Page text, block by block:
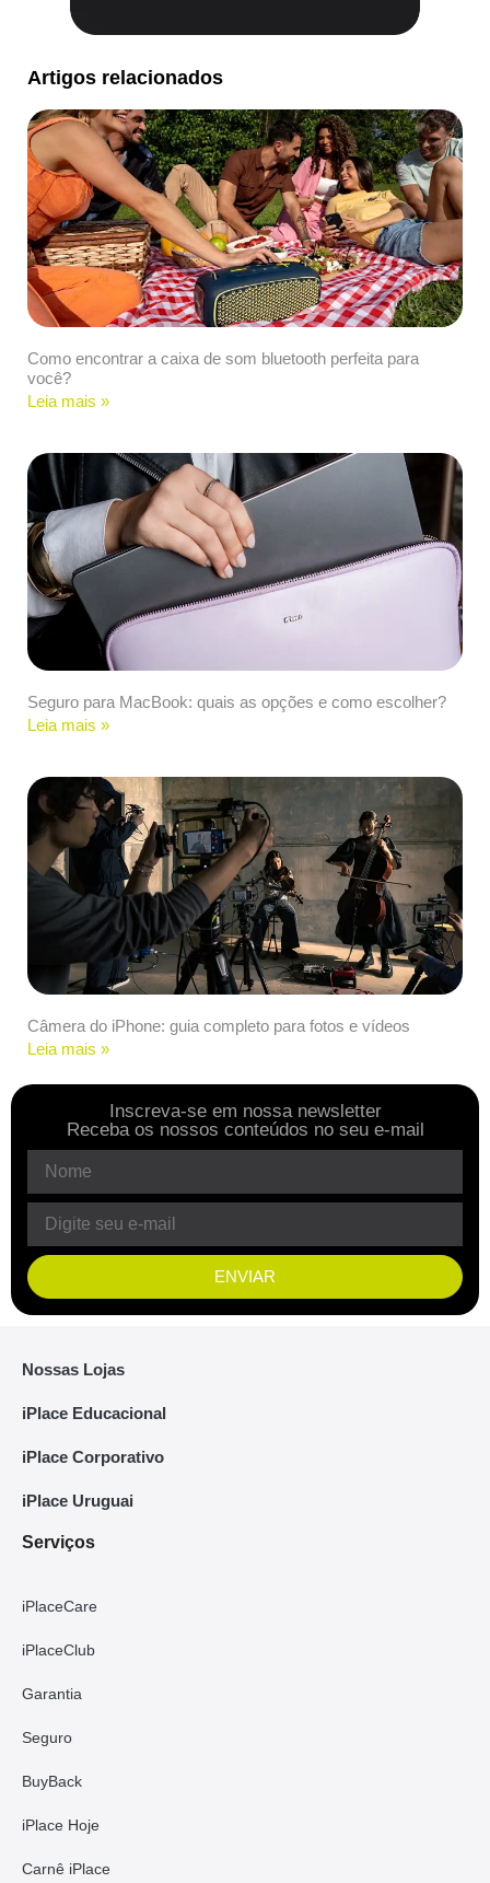
Artigos relacionados
Como encontrar a caixa de som bluetooth perfeita para
você?
Leia mais »
Seguro para MacBook: quais as opções e como escolher?
Leia mais »
Câmera do iPhone: guia completo para fotos e vídeos
Leia mais »
Inscreva-se em nossa newsletter
Receba os nossos conteúdos no seu e-mail
ENVIAR
Nossas Lojas
iPlace Educacional
iPlace Corporativo
iPlace Uruguai
Serviços
iPlaceCare
iPlaceClub
Garantia
Seguro
BuyBack
iPlace Hoje
Carnê iPlace